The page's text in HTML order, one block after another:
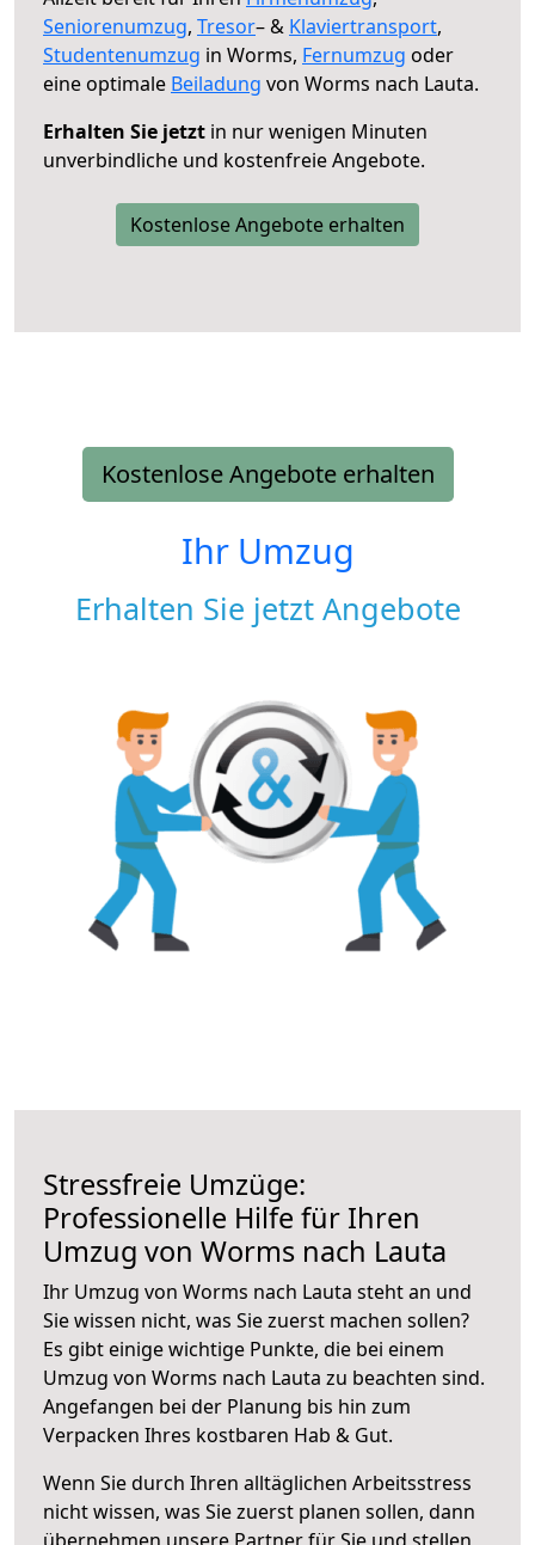
Seniorenumzug, Tresor– & Klaviertransport,
Studentenumzug in Worms, Fernumzug oder
eine optimale Beiladung von Worms nach Lauta.
Erhalten Sie jetzt in nur wenigen Minuten
unverbindliche und kostenfreie Angebote.
Kostenlose Angebote erhalten
Kostenlose Angebote erhalten
Ihr Umzug
Erhalten Sie jetzt Angebote
Stressfreie Umzüge:
Professionelle Hilfe für Ihren
Umzug von Worms nach Lauta
Ihr Umzug von Worms nach Lauta steht an und
Sie wissen nicht, was Sie zuerst machen sollen?
Es gibt einige wichtige Punkte, die bei einem
Umzug von Worms nach Lauta zu beachten sind.
Angefangen bei der Planung bis hin zum
Verpacken Ihres kostbaren Hab & Gut.
Wenn Sie durch Ihren alltäglichen Arbeitsstress
nicht wissen, was Sie zuerst planen sollen, dann